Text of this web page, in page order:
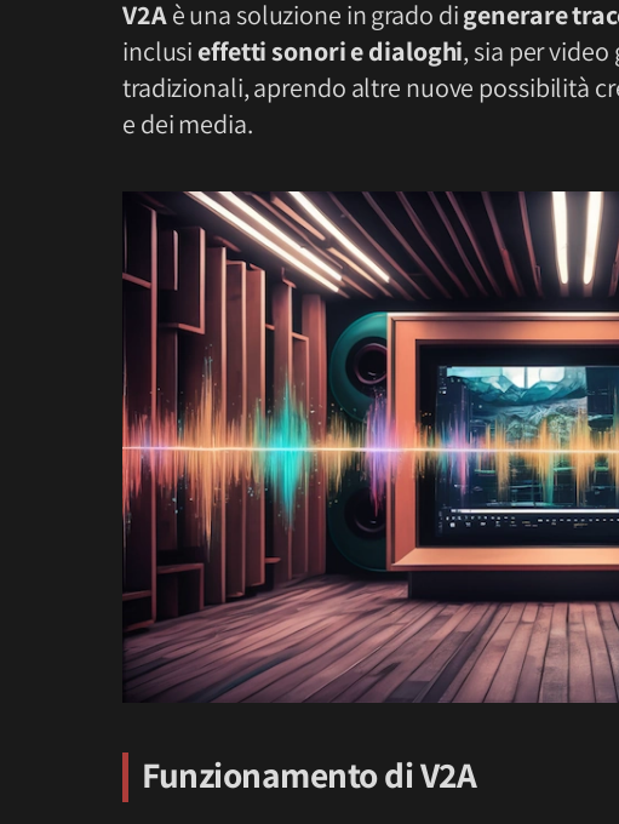
V2Aè una soluzione in grado digenerare
inclusieffetti sonori e dialoghi, sia per
tradizionali, aprendo altre nuove possibilità
e dei media.
Funzionamento di V2A